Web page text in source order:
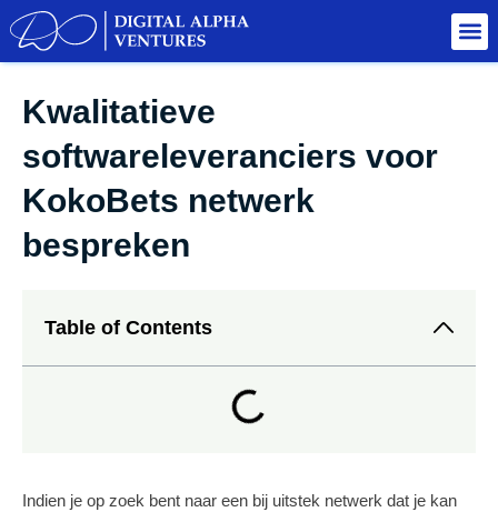
Kwalitatieve
softwareleveranciers voor
KokoBets netwerk
bespreken
Table of Contents
Indien je op zoek bent naar een bij uitstek netwerk dat je kan